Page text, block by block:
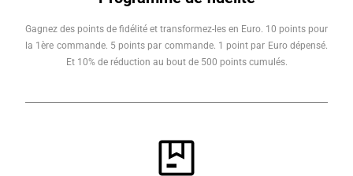
Gagnez des points de fidélité et transformez-les en Euro. 10 points pour
la 1ère commande. 5 points par commande. 1 point par Euro dépensé.
Et 10% de réduction au bout de 500 points cumulés.